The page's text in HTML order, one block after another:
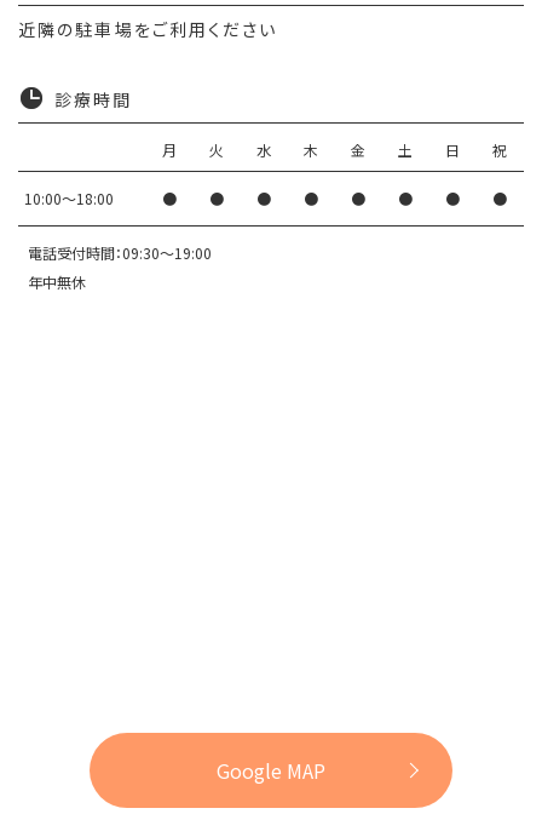
近隣の駐車場をご利用ください
診療時間
月 火 水 木 金 土 日 祝
10:00〜18:00 ● ● ● ● ● ● ● ●
電話受付時間：09:30～19:00
年中無休
Google MAP